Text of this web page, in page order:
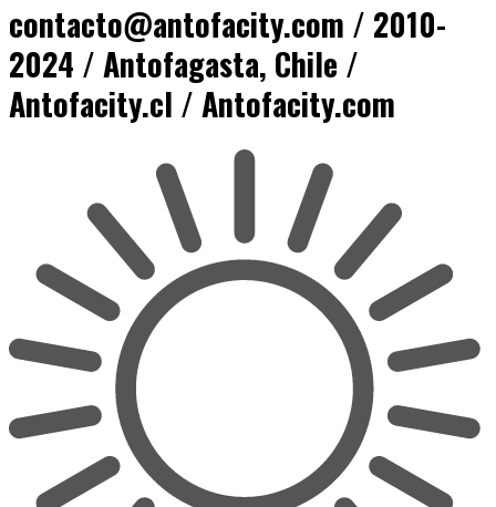
contacto@antofacity.com / 2010-
2024 / Antofagasta, Chile /
Antofacity.cl / Antofacity.com